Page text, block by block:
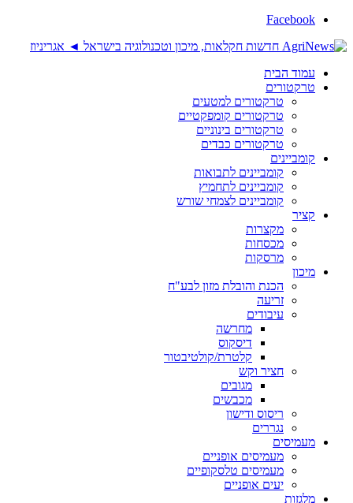
Facebook
עמוד הבית
טרקטורים
טרקטורים למטעים
טרקטורים קומפקטיים
טרקטורים בינוניים
טרקטורים כבדים
קומביינים
קומביינים לתבואות
קומביינים לתחמיץ
קומביינים לצמחי שורש
קציר
מקצרות
מכסחות
מרסקות
מיכון
הכנת והובלת מזון לבע"ח
זריעה
עיבודים
מחרשה
דיסקוס
קלטרת/קולטיבטור
חציר וקש
מגובים
מכבשים
ריסוס ודישון
נגררים
מעמיסים
מעמיסים אופניים
מעמיסים טלסקופיים
יעים אופניים
מלגזות